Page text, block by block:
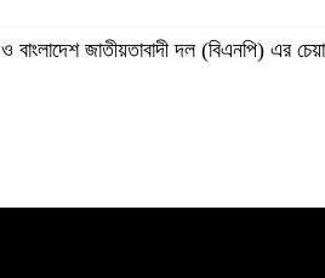
বাংলাদেশ জাতীয়তাবাদী দল (বিএনপি) এর